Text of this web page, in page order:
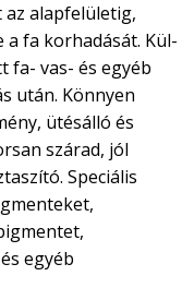
az alapfelületig,
fa korhadását. Kül-
fa- vas- és egyéb
után. Könnyen
ütésálló és
szárad, jól
Speciális
egyéb